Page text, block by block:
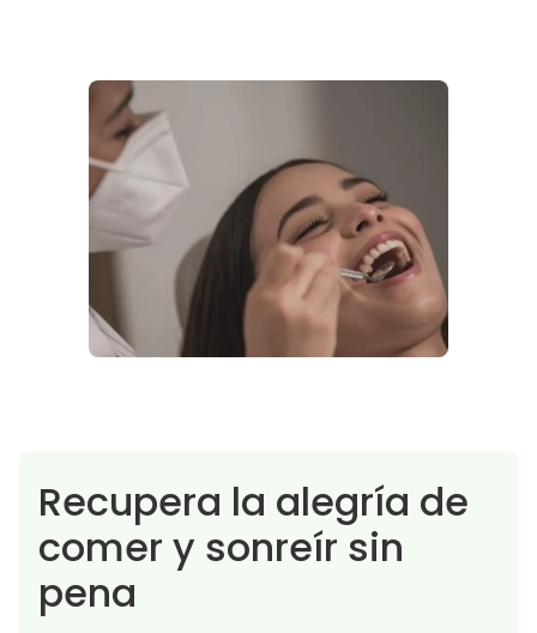
Recupera la alegría de
comer y sonreír sin
pena